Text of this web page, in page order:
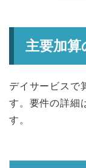
主要加算
デイサービスで
す。要件の詳細
す。